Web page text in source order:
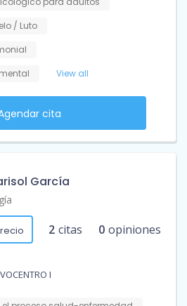
/ Luto
View all
cita
García
2 citas 0 opiniones
I